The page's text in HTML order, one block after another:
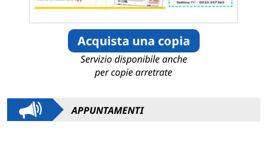
Acquista una copia
Servizio disponibile anche
per copie arretrate
APPUNTAMENTI